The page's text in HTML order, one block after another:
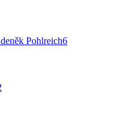
Pohlreich6